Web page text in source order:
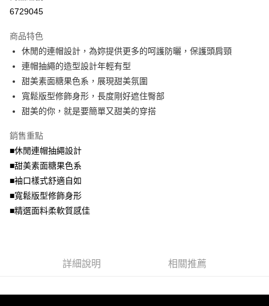
1.本服務由台灣大哥大提供，台灣大哥大用戶可立即使用無須另外申請。
流程，驗證手機門號後，選擇欲分期的期數、繳款截止日，確認付款後即完
成交易。
3.實際核准額度、可分期數及費用金額請依後續交易確認頁面所載為準。
4.訂單成立30分鐘內，如未前往確認交易或遇審核未通過，訂單將自動取
法說明評估內容。
【繳款方式說明】
1.分期款項不併入電信帳單，「大哥付你分期」於每月結算日後寄送繳費提
醒簡訊。
帳／街口支付／iPASS MONEY」等通路繳費。
【注意事項】
1.本服務係由「台灣大哥大股份有限公司」（以下簡稱本公司）所提供，讓
用戶於交易時，得透過本服務購買商品或服務，並由商店將買賣／分期付款
買賣價金債權讓與本公司後，依約使用本公司帳單繳交帳款。
資料（包含姓名、電話或地址）提供予台灣大哥大進項蒐集、處理及利用，
AFTEE先享後付
【關於「AFTEE先享後付」】
AFTEE先享後付是「在收到商品之後才付款」的支付方式。 讓您購物簡單
便利好安心！
１．簡單：不需註冊會員、不需綁卡、不需儲值。
２．便利：只要手機號碼，簡訊認證，即可結帳。
３．安心：先確認商品／服務後，再付款。
【「AFTEE先享後付」結帳流程】
結帳頁面，進行簡訊認證並確認金額後，即可完成結帳。
３．收到繳費通知簡訊後14天內，點擊此簡訊中的連結，可透過四大超商／
ATM／網路銀行／等多元方式進行付款，方視為交易完成。
※ 請注意：結帳手續完成當下不需立刻繳費，但若您需要取消訂單，請聯絡
購買商品的店家。未經商家同意取消之訂單仍視為有效，需透過AFTEE先享
後付繳納相關費用。
※ 交易是否成功請以「AFTEE先享後付 」之結帳頁面顯示為準，若有關於
１．透過由恩沛科技股份有限公司提供之「AFTEE先享後付」服務完成之交
２．關於個人資料處理事宜，請瀏覽以下網址：
ATM付款
全家取貨付款
每筆NT$70，滿NT$699(含以上)免運費
付款後全家取貨
每筆NT$70，滿NT$699(含以上)免運費
7-11取貨付款
每筆NT$70，滿NT$799(含以上)免運費
付款後7-11取貨
每筆NT$100，滿NT$1,000(含以上)免運費
6729045
商品特色
休閒的連帽設計，為妳提供更多的呵護防曬，保護頭肩頸
連帽抽繩的造型設計年輕有型
甜美素面糖果色系，展現甜美氛圍
寬鬆版型修飾身形，長度剛好遮住臀部
甜美的你，就是要簡單又甜美的穿搭
銷售重點
■休閒連帽抽繩設計
■甜美素面糖果色系
■袖口樣式舒適自如
■寬鬆版型修飾身形
■精選面料柔軟質感佳
詳細說明 相關推薦